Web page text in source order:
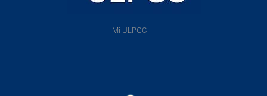
Mi ULPGC